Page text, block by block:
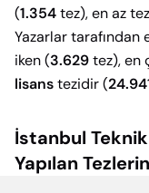
(1.354tez), en az
Yazarlar tarafından
iken (3.629tez), en
lisanstezidir (
İstanbul
Yapılan